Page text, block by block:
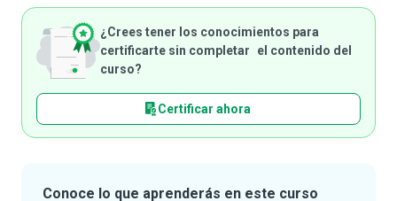
¿Crees tener los conocimientos para
certificarte sin completar el contenido del
curso?
Certificar ahora
Conoce lo que aprenderás en este curso